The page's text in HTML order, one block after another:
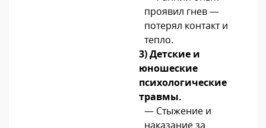
проявил гнев —
потерял контакт и
тепло.
3) Детские и
юношеские
психологические
травмы.
— Стыжение и
наказание за